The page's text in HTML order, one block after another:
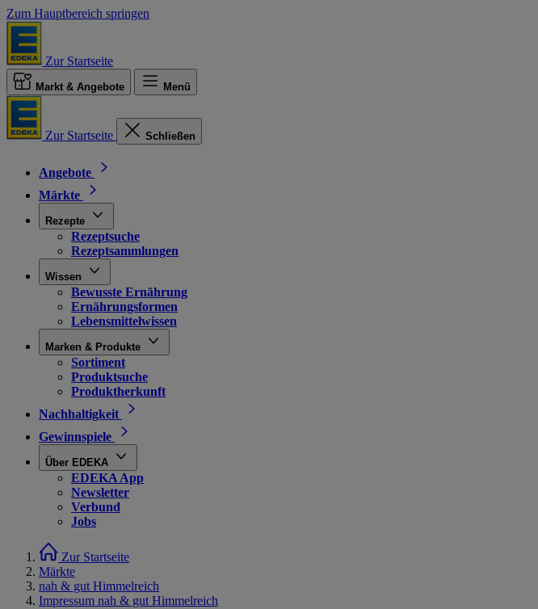
Zum Hauptbereich springen
Zur Startseite
Markt & Angebote Menü
Zur Startseite Schließen
Angebote
Märkte
Rezepte
Rezeptsuche
Rezeptsammlungen
Wissen
Bewusste Ernährung
Ernährungsformen
Lebensmittelwissen
Marken & Produkte
Sortiment
Produktsuche
Produktherkunft
Nachhaltigkeit
Gewinnspiele
Über EDEKA
EDEKA App
Newsletter
Verbund
Jobs
Zur Startseite
Märkte
nah & gut Himmelreich
Impressum nah & gut Himmelreich